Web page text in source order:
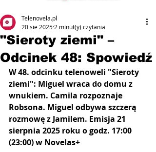
"Sieroty ziemi" –
Odcinek 48: Spowiedź
Telenovela.pl
20 sie 2025 2 minut(y) czytania
W 48. odcinku telenoweli "Sieroty
ziemi": Miguel wraca do domu z
wnukiem. Camila rozpoznaje
Robsona. Miguel odbywa szczerą
rozmowę z Jamilem. Emisja 21
sierpnia 2025 roku o godz. 17:00
(23:00) w Novelas+